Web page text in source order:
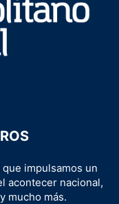
impulsamos un
acontecer nacional,
mucho más.